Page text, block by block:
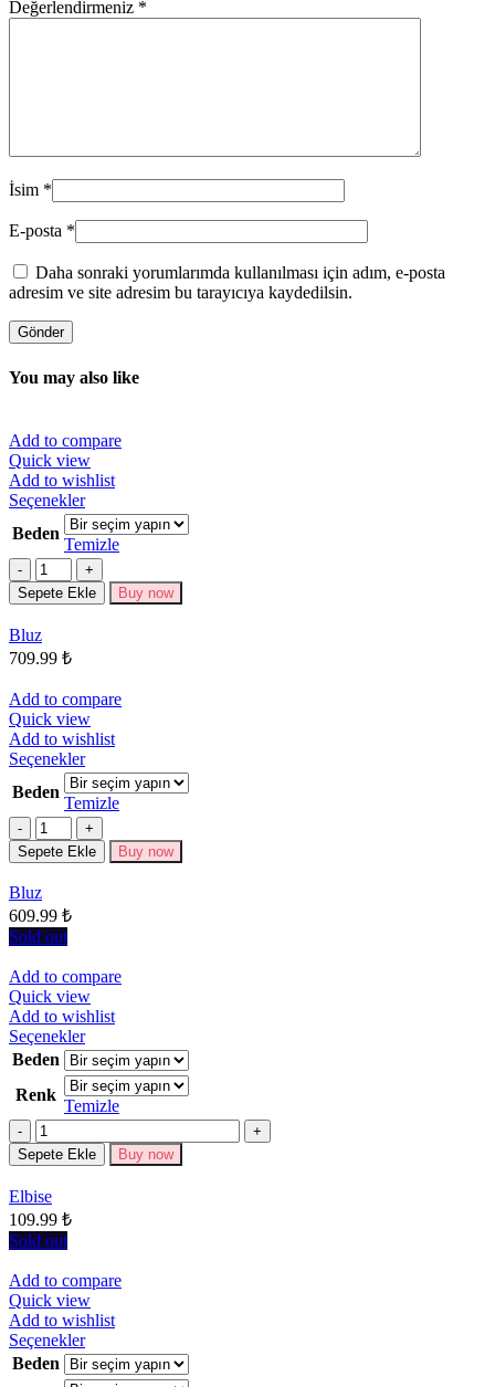
Değerlendirmeniz *
İsim *
E-posta *
Daha sonraki yorumlarımda kullanılması için adım, e-posta
adresim ve site adresim bu tarayıcıya kaydedilsin.
You may also like
Add to compare
Quick view
Add to wishlist
SeçeneklerBu
ürünün
birden
fazla
varyasyonu
var.
Beden
Temizle
Miktar
Sepete Ekle Buy now
Bluz
709.99 ₺
Add to compare
Quick view
Add to wishlist
SeçeneklerBu
ürünün
birden
fazla
varyasyonu
var.
Beden
Temizle
Miktar
Sepete Ekle Buy now
Bluz
609.99 ₺
Sold out
Add to compare
Quick view
Add to wishlist
SeçeneklerBu
ürünün
birden
fazla
varyasyonu
Seçenekler
Beden
Renk
Temizle
Miktar
Sepete Ekle Buy now
Elbise
109.99 ₺
Sold out
Add to compare
Quick view
Add to wishlist
SeçeneklerBu
ürünün
birden
Beden